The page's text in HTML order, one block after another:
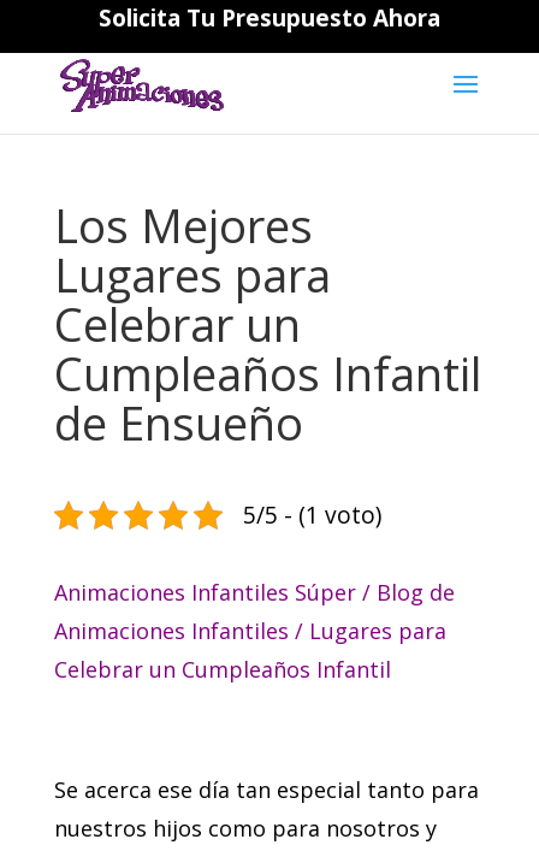
Solicita Tu Presupuesto Ahora
644194202 daniela@superanimaciones.com
Los Mejores
Lugares para
Celebrar un
Cumpleaños Infantil
de Ensueño
5/5 - (1 voto)
Animaciones Infantiles Súper/ Blog de
Animaciones Infantiles / Lugares para
Celebrar un Cumpleaños Infantil
Se acerca ese día tan especial tanto para
nuestros hijos como para nosotros y